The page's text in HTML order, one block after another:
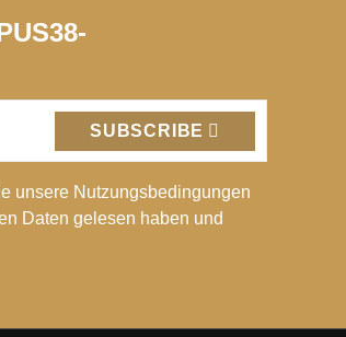
SUBSCRIBE
unsere Nutzungsbedingungen
Daten gelesen haben und